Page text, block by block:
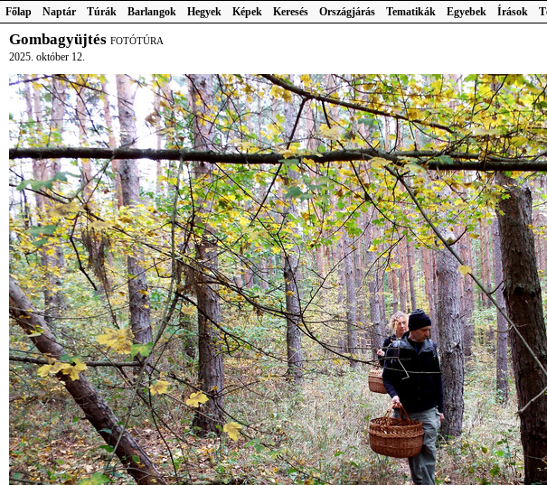
Főlap Naptár Túrák Barlangok Hegyek Képek Keresés Országjárás Tematikák Egyebek Írások
Gombagyüjtés FOTÓTÚRA
2025. október 12.